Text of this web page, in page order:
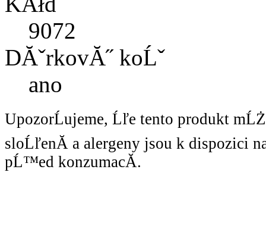
9072
DĂˇrkovĂ˝ koĹˇ
ano
UpozorĹujeme, Ĺľe tento produkt
sloĹľenĂ­ a alergeny jsou k dispozici
pĹ™ed konzumacĂ­.